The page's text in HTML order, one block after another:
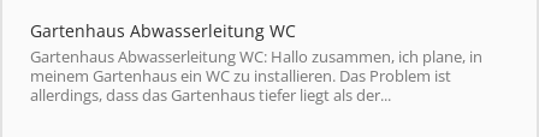
Gartenhaus Abwasserleitung WC
Gartenhaus Abwasserleitung WC: Hallo zusammen, ich plane, in
meinem Gartenhaus ein WC zu installieren. Das Problem ist
allerdings, dass das Gartenhaus tiefer liegt als der...